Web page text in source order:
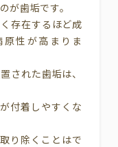
が歯垢です。
存在するほど成
原性が高まりま
された歯垢は、
付着しやすくな
り除くことはで